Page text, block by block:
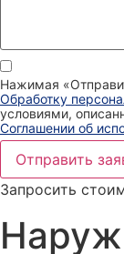
Нажимая
Обработку
условиями,
Соглашении об
Отправить
Запросить